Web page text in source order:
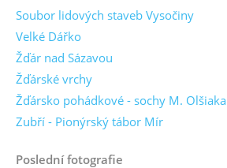
Soubor lidových staveb Vysočiny
Velké Dářko
Žďár nad Sázavou
Žďárské vrchy
Žďársko pohádkové - sochy M. Olšiaka
Zubří - Pionýrský tábor Mír
Poslední fotografie